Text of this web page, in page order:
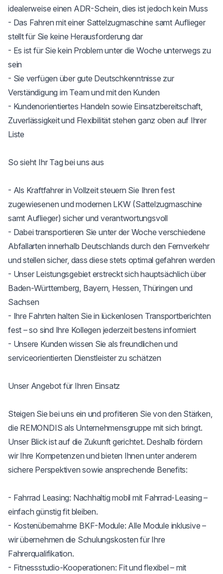
idealerweise einen ADR-Schein, dies ist jedoch kein Muss
- Das Fahren mit einer Sattelzugmaschine samt Auflieger
stellt für Sie keine Herausforderung dar
- Es ist für Sie kein Problem unter die Woche unterwegs zu
sein
- Sie verfügen über gute Deutschkenntnisse zur
Verständigung im Team und mit den Kunden
- Kundenorientiertes Handeln sowie Einsatzbereitschaft,
Zuverlässigkeit und Flexibilität stehen ganz oben auf Ihrer
Liste
So sieht Ihr Tag bei uns aus
- Als Kraftfahrer in Vollzeit steuern Sie Ihren fest
zugewiesenen und modernen LKW (Sattelzugmaschine
samt Auflieger) sicher und verantwortungsvoll
- Dabei transportieren Sie unter der Woche verschiedene
Abfallarten innerhalb Deutschlands durch den Fernverkehr
und stellen sicher, dass diese stets optimal gefahren werden
- Unser Leistungsgebiet erstreckt sich hauptsächlich über
Baden-Württemberg, Bayern, Hessen, Thüringen und
Sachsen
- Ihre Fahrten halten Sie in lückenlosen Transportberichten
fest – so sind Ihre Kollegen jederzeit bestens informiert
- Unsere Kunden wissen Sie als freundlichen und
serviceorientierten Dienstleister zu schätzen
Unser Angebot für Ihren Einsatz
Steigen Sie bei uns ein und profitieren Sie von den Stärken,
die REMONDIS als Unternehmensgruppe mit sich bringt.
Unser Blick ist auf die Zukunft gerichtet. Deshalb fördern
wir Ihre Kompetenzen und bieten Ihnen unter anderem
sichere Perspektiven sowie ansprechende Benefits:
- Fahrrad Leasing: Nachhaltig mobil mit Fahrrad-Leasing –
einfach günstig fit bleiben.
- Kostenübernahme BKF-Module: Alle Module inklusive –
wir übernehmen die Schulungskosten für Ihre
Fahrerqualifikation.
- Fitnessstudio-Kooperationen: Fit und flexibel – mit